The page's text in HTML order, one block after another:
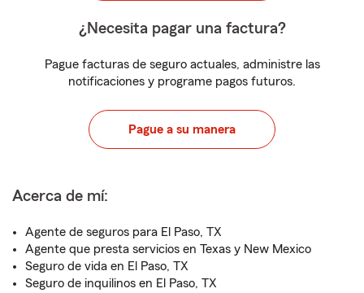
¿Necesita pagar una factura?
Pague facturas de seguro actuales, administre las
notificaciones y programe pagos futuros.
Pague a su manera
Acerca de mí:
Agente de seguros para El Paso, TX
Agente que presta servicios en Texas y New Mexico
Seguro de vida en El Paso, TX
Seguro de inquilinos en El Paso, TX